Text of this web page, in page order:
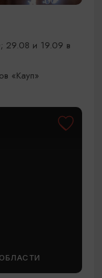
и 19.09 в
«Кауп»